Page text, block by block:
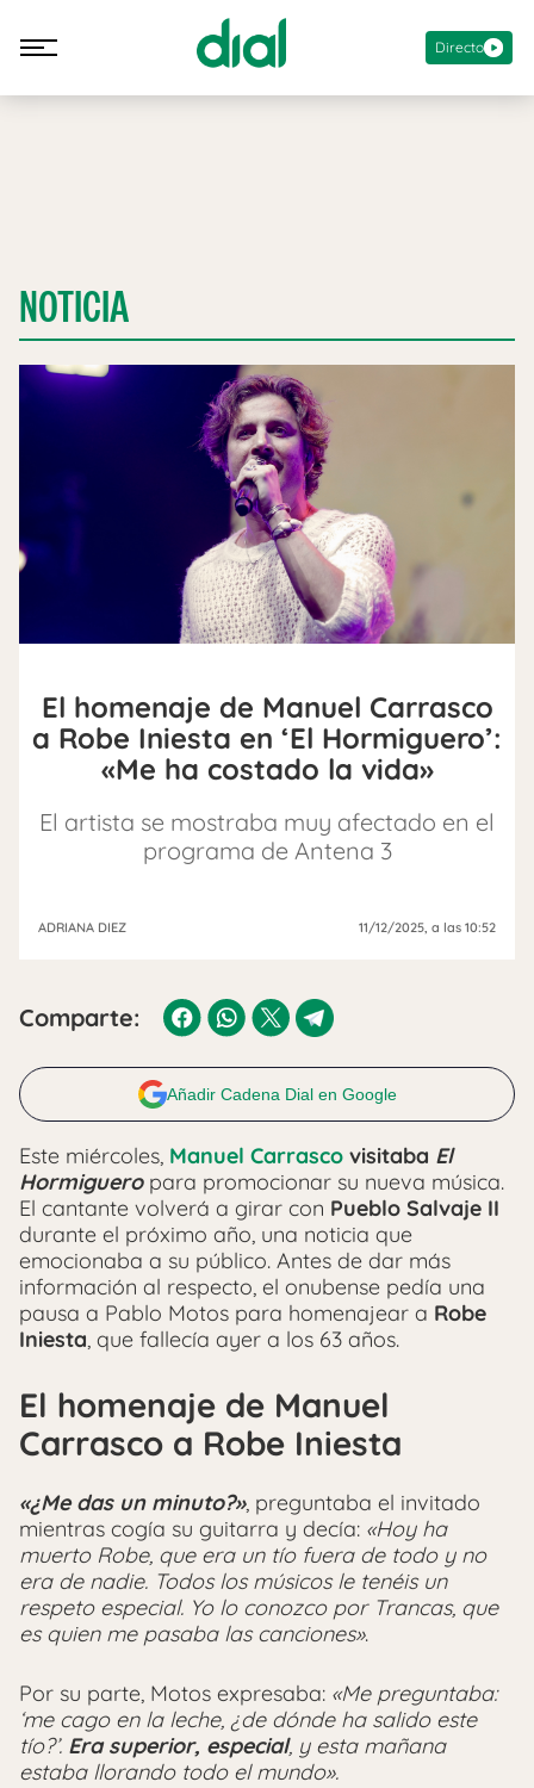
Directo
NOTICIA
El homenaje de Manuel Carrasco
a Robe Iniesta en ‘El Hormiguero’:
«Me ha costado la vida»
El artista se mostraba muy afectado en el
programa de Antena 3
ADRIANA DIEZ 11/12/2025, a las 10:52
Comparte:
Añadir Cadena Dial en Google
Este miércoles, Manuel Carrasco visitaba El
Hormigueropara promocionar su nueva música.
El cantante volverá a girar con Pueblo Salvaje II
durante el próximo año, una noticia que
emocionaba a su público. Antes de dar más
información al respecto, el onubense pedía una
pausa a Pablo Motos para homenajear a Robe
Iniesta, que fallecía ayer a los 63 años.
El homenaje de Manuel
Carrasco a Robe Iniesta
«¿Me das un minuto?», preguntaba el invitado
mientras cogía su guitarra y decía: «Hoy ha
muerto Robe, que era un tío fuera de todo y no
era de nadie. Todos los músicos le tenéis un
respeto especial. Yo lo conozco por Trancas, que
es quien me pasaba las canciones».
Por su parte, Motos expresaba: «Me preguntaba:
‘me cago en la leche, ¿de dónde ha salido este
tío?’. Era superior, especial, y esta mañana
estaba llorando todo el mundo».